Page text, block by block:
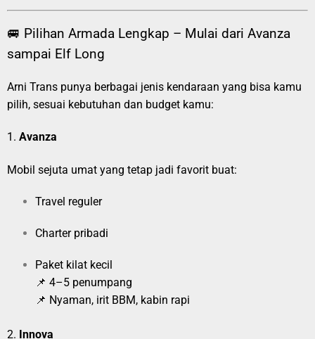
🚐 Pilihan Armada Lengkap – Mulai dari Avanza
sampai Elf Long
Arni Trans punya berbagai jenis kendaraan yang bisa kamu
pilih, sesuai kebutuhan dan budget kamu:
1. Avanza
Mobil sejuta umat yang tetap jadi favorit buat:
Travel reguler
Charter pribadi
Paket kilat kecil
📌 4–5 penumpang
📌 Nyaman, irit BBM, kabin rapi
2. Innova